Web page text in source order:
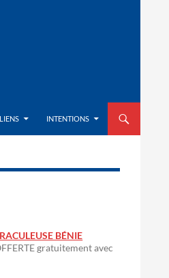
LIENS INTENTIONS
BÉNIE
gratuitement avec